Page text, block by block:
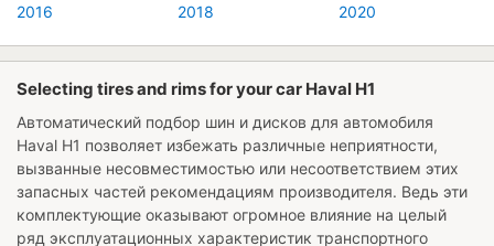
2016
2018
2020
Selecting tires and rims for your car Haval H1
Автоматический подбор шин и дисков для автомобиля
Haval H1 позволяет избежать различные неприятности,
вызванные несовместимостью или несоответствием этих
запасных частей рекомендациям производителя. Ведь эти
комплектующие оказывают огромное влияние на целый
ряд эксплуатационных характеристик транспортного